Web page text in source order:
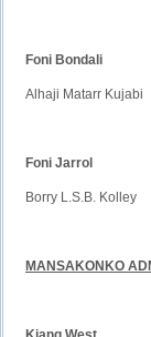
Foni Bondali
Alhaji Matarr
Foni Jarrol
Borry L.S.B.
MANSAKONKO